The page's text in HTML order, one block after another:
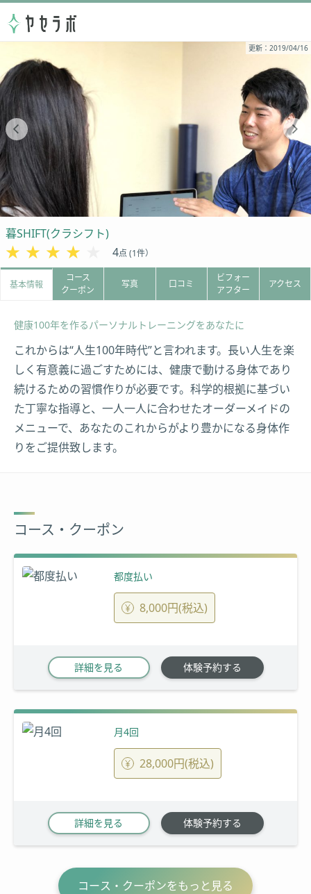
更新：2019/04/16
暮SHIFT(クラシフト)
★★★★★
★★★★★ 4点 (1件）
基本情報
コース
クーポン
写真 口コミ
ビフォー
アフター
アクセス
健康100年を作るパーソナルトレーニングをあなたに
これからは“人生100年時代”と言われます。長い人生を楽
しく有意義に過ごすためには、健康で動ける身体であり
続けるための習慣作りが必要です。科学的根拠に基づい
た丁寧な指導と、一人一人に合わせたオーダーメイドの
メニューで、あなたのこれからがより豊かになる身体作
りをご提供致します。
コース・クーポン
都度払い
8,000円(税込)
詳細を見る 体験予約する
月4回
28,000円(税込)
詳細を見る 体験予約する
コース・クーポンをもっと見る